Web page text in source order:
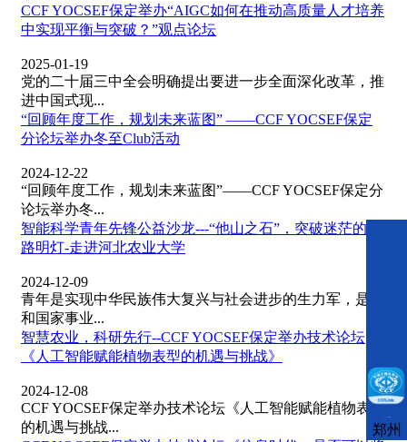
CCF YOCSEF保定举办“AIGC如何在推动高质量人才培养
中实现平衡与突破？”观点论坛
2025-01-19
党的二十届三中全会明确提出要进一步全面深化改革，推
进中国式现...
“回顾年度工作，规划未来蓝图” ——CCF YOCSEF保定
分论坛举办冬至Club活动
2024-12-22
“回顾年度工作，规划未来蓝图”——CCF YOCSEF保定分
论坛举办冬...
智能科学青年先锋公益沙龙---“他山之石”，突破迷茫的指
路明灯-走进河北农业大学
2024-12-09
青年是实现中华民族伟大复兴与社会进步的生力军，是党
和国家事业...
智慧农业，科研先行--CCF YOCSEF保定举办技术论坛
《人工智能赋能植物表型的机遇与挑战》
2024-12-08
CCF YOCSEF保定举办技术论坛《人工智能赋能植物表型
的机遇与挑战...
郑州